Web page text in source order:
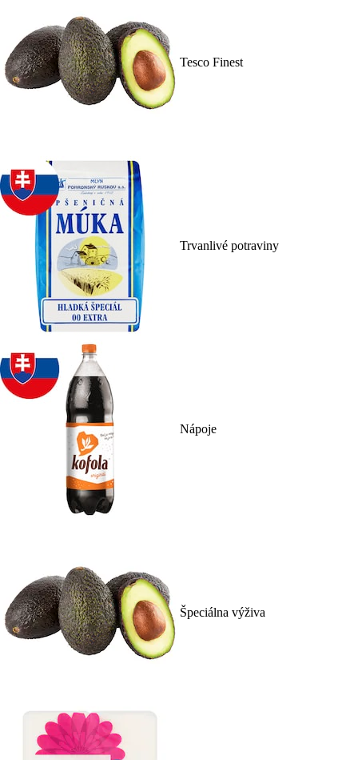
Tesco Finest
Trvanlivé potraviny
Nápoje
Špeciálna výživa